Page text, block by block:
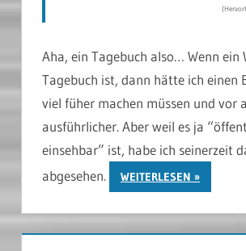
Aha, ein Tagebuch also… Wenn ein
Tagebuch ist, dann hätte ich einen
viel füher machen müssen und vor
ausführlicher. Aber weil es ja
einsehbar” ist, habe ich seinerzeit
abgesehen.
WEITERLESEN